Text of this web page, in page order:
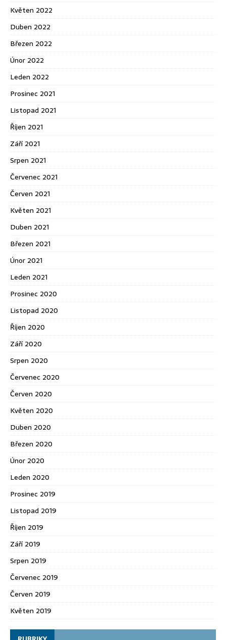
Květen 2022
Duben 2022
Březen 2022
Únor 2022
Leden 2022
Prosinec 2021
Listopad 2021
Říjen 2021
Září 2021
Srpen 2021
Červenec 2021
Červen 2021
Květen 2021
Duben 2021
Březen 2021
Únor 2021
Leden 2021
Prosinec 2020
Listopad 2020
Říjen 2020
Září 2020
Srpen 2020
Červenec 2020
Červen 2020
Květen 2020
Duben 2020
Březen 2020
Únor 2020
Leden 2020
Prosinec 2019
Listopad 2019
Říjen 2019
Září 2019
Srpen 2019
Červenec 2019
Červen 2019
Květen 2019